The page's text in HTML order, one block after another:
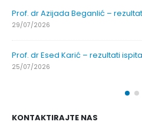
Prof. dr Azijada Beganlić –
29/07/2026
Prof. dr Esed Karić – rezultati ispita
25/07/2026
KONTAKTIRAJTE NAS